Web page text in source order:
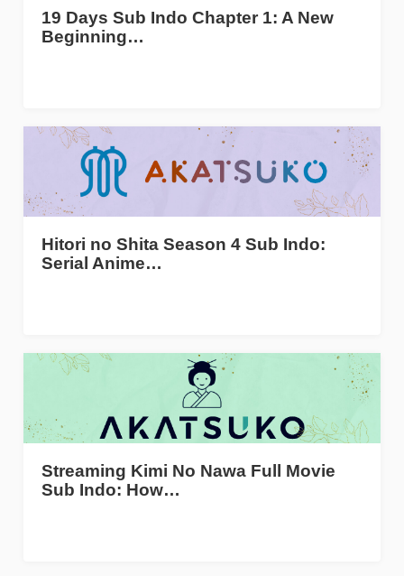
19 Days Sub Indo Chapter 1: A New
Beginning…
Hitori no Shita Season 4 Sub Indo:
Serial Anime…
Streaming Kimi No Nawa Full Movie
Sub Indo: How…